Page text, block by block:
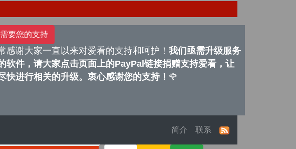
要您的支持
感谢大家一直以来对爱看的支持和呵护！ 我们亟需升级服务
软件，请大家点击页面上的PayPal链接捐赠支持爱看，让
快进行相关的升级。衷心感谢您的支持！ 🌹
简介 联系